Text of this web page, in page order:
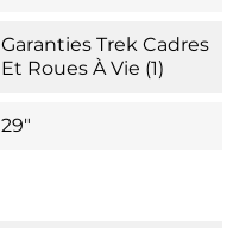
Garanties Trek Cadres
Et Roues À Vie (1)
29"